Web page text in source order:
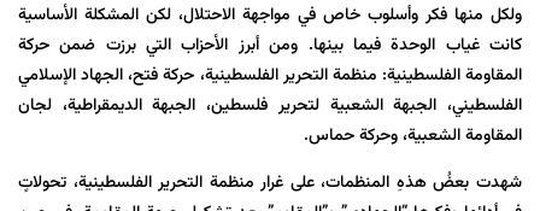
ولكل منها فكر وأسلوب خاص في مواجهة الاحتلال، لكن المشكلة الأساسية
كانت غياب الوحدة فيما بينها. ومن أبرز الأحزاب التي برزت ضمن حركة
المقاومة الفلسطينية: منظمة التحرير الفلسطينية، حركة فتح، الجهاد الإسلامي
الفلسطيني، الجبهة الشعبية لتحرير فلسطين، الجبهة الديمقراطية، لجان
المقاومة الشعبية، وحركة حماس.
شهدت بعضُ هذهِ المنظمات، على غرار منظمة التحرير الفلسطينية، تحولاتٍ